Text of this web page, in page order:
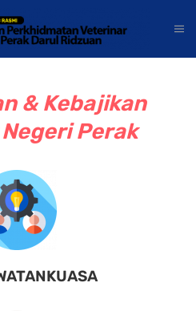
& Kebajikan
Perak